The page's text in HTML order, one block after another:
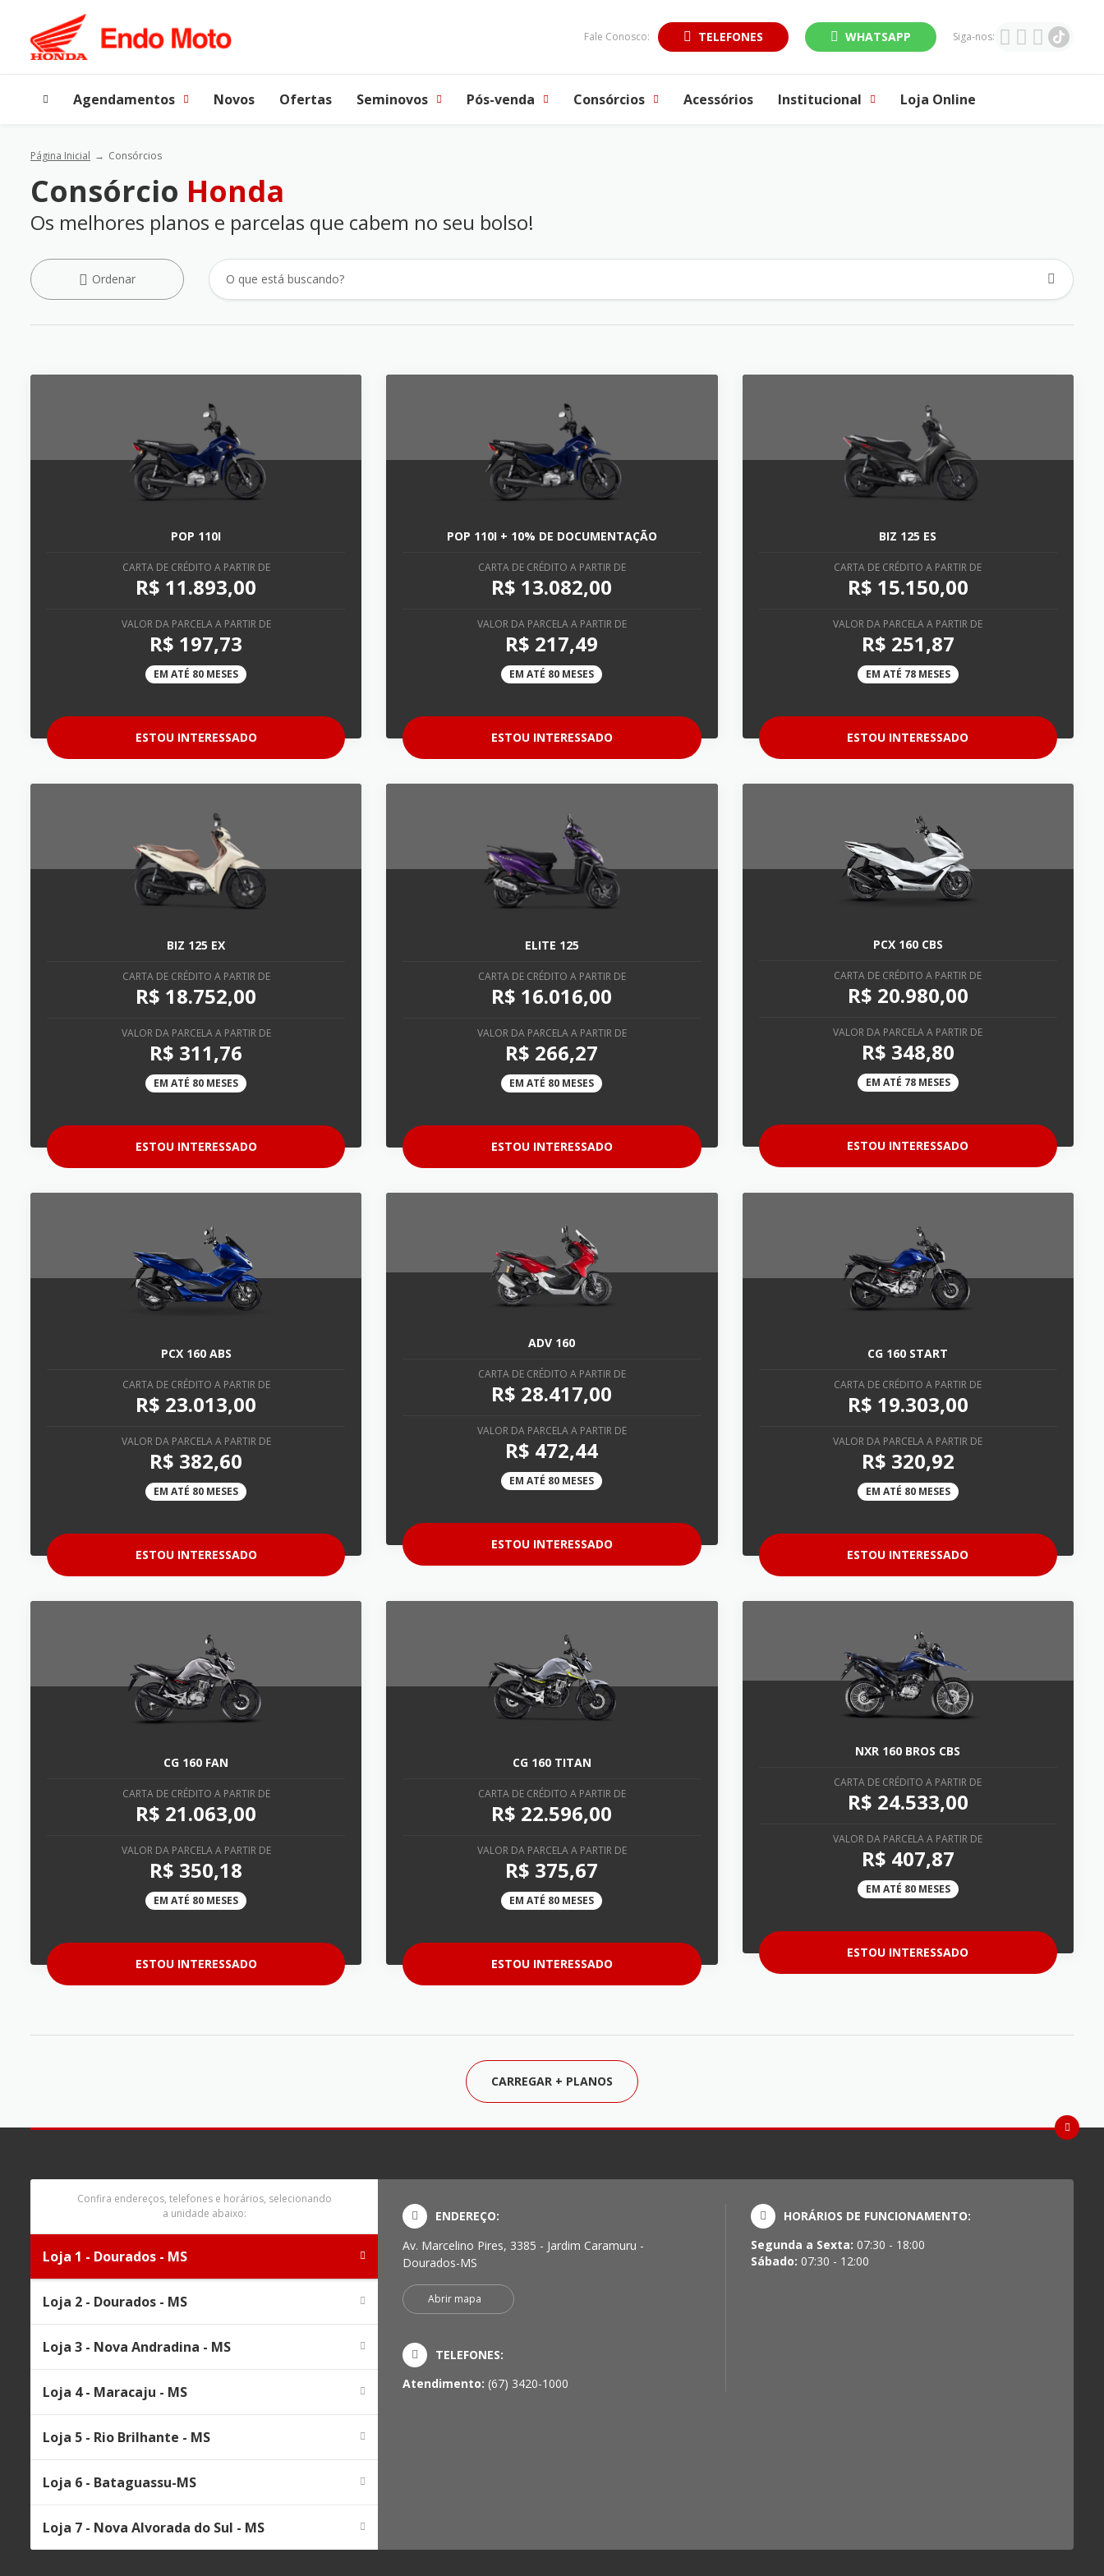
Fale Conosco: TELEFONES WHATSAPP Siga-nos:
Agendamentos Novos Ofertas Seminovos Pós-venda Consórcios Acessórios Institucional Loja Online
Página Inicial Consórcios
Consórcio Honda
Os melhores planos e parcelas que cabem no seu bolso!
Ordenar
POP 110I
CARTA DE CRÉDITO A PARTIR DE
R$ 11.893,00
VALOR DA PARCELA A PARTIR DE
R$ 197,73
EM ATÉ 80 MESES
ESTOU INTERESSADO
POP 110I + 10% DE DOCUMENTAÇÃO
CARTA DE CRÉDITO A PARTIR DE
R$ 13.082,00
VALOR DA PARCELA A PARTIR DE
R$ 217,49
EM ATÉ 80 MESES
ESTOU INTERESSADO
BIZ 125 ES
CARTA DE CRÉDITO A PARTIR DE
R$ 15.150,00
VALOR DA PARCELA A PARTIR DE
R$ 251,87
EM ATÉ 78 MESES
ESTOU INTERESSADO
BIZ 125 EX
CARTA DE CRÉDITO A PARTIR DE
R$ 18.752,00
VALOR DA PARCELA A PARTIR DE
R$ 311,76
EM ATÉ 80 MESES
ESTOU INTERESSADO
ELITE 125
CARTA DE CRÉDITO A PARTIR DE
R$ 16.016,00
VALOR DA PARCELA A PARTIR DE
R$ 266,27
EM ATÉ 80 MESES
ESTOU INTERESSADO
PCX 160 CBS
CARTA DE CRÉDITO A PARTIR DE
R$ 20.980,00
VALOR DA PARCELA A PARTIR DE
R$ 348,80
EM ATÉ 78 MESES
ESTOU INTERESSADO
PCX 160 ABS
CARTA DE CRÉDITO A PARTIR DE
R$ 23.013,00
VALOR DA PARCELA A PARTIR DE
R$ 382,60
EM ATÉ 80 MESES
ESTOU INTERESSADO
ADV 160
CARTA DE CRÉDITO A PARTIR DE
R$ 28.417,00
VALOR DA PARCELA A PARTIR DE
R$ 472,44
EM ATÉ 80 MESES
ESTOU INTERESSADO
CG 160 START
CARTA DE CRÉDITO A PARTIR DE
R$ 19.303,00
VALOR DA PARCELA A PARTIR DE
R$ 320,92
EM ATÉ 80 MESES
ESTOU INTERESSADO
CG 160 FAN
CARTA DE CRÉDITO A PARTIR DE
R$ 21.063,00
VALOR DA PARCELA A PARTIR DE
R$ 350,18
EM ATÉ 80 MESES
ESTOU INTERESSADO
CG 160 TITAN
CARTA DE CRÉDITO A PARTIR DE
R$ 22.596,00
VALOR DA PARCELA A PARTIR DE
R$ 375,67
EM ATÉ 80 MESES
ESTOU INTERESSADO
NXR 160 BROS CBS
CARTA DE CRÉDITO A PARTIR DE
R$ 24.533,00
VALOR DA PARCELA A PARTIR DE
R$ 407,87
EM ATÉ 80 MESES
ESTOU INTERESSADO
CARREGAR + PLANOS
Confira endereços, telefones e horários, selecionando
a unidade abaixo:
Loja 1 - Dourados - MS
Loja 2 - Dourados - MS
Loja 3 - Nova Andradina - MS
Loja 4 - Maracaju - MS
Loja 5 - Rio Brilhante - MS
Loja 6 - Bataguassu-MS
Loja 7 - Nova Alvorada do Sul - MS
ENDEREÇO:
Av. Marcelino Pires, 3385 - Jardim Caramuru -
Dourados-MS
Abrir mapa
TELEFONES:
Atendimento: (67) 3420-1000
HORÁRIOS DE FUNCIONAMENTO:
Segunda a Sexta: 07:30 - 18:00
Sábado: 07:30 - 12:00